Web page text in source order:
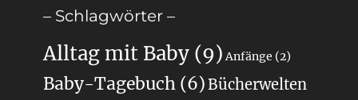
– Schlagwörter –
Alltag mit Baby (9) Anfänge (2)
Baby-Tagebuch (6)Bücherwelten